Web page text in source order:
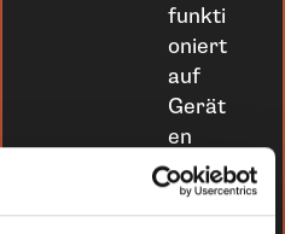
funkti
oniert
auf
Gerät
en
mit
Andro